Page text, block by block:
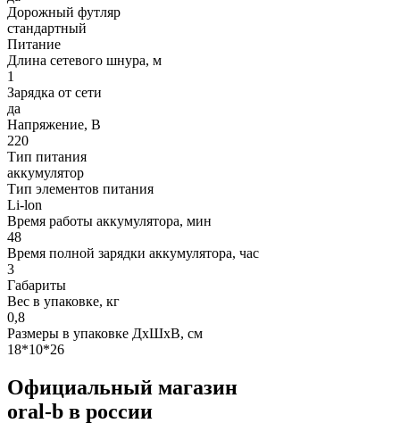
Дорожный футляр
стандартный
Питание
Длина сетевого шнура, м
1
Зарядка от сети
да
Напряжение, В
220
Тип питания
аккумулятор
Тип элементов питания
Li-lon
Время работы аккумулятора, мин
48
Время полной зарядки аккумулятора, час
3
Габариты
Вес в упаковке, кг
0,8
Размеры в упаковке ДxШxВ, см
18*10*26
Официальный магазин
oral-b в россии